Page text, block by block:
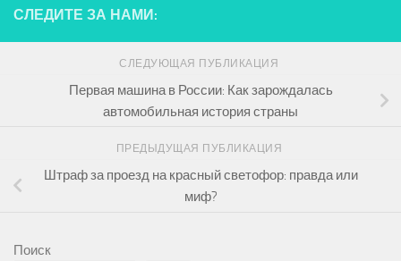
СЛЕДИТЕ ЗА НАМИ:
СЛЕДУЮЩАЯ ПУБЛИКАЦИЯ
Первая машина в России: Как зарождалась
автомобильная история страны
ПРЕДЫДУЩАЯ ПУБЛИКАЦИЯ
Штраф за проезд на красный светофор: правда или
миф?
Поиск